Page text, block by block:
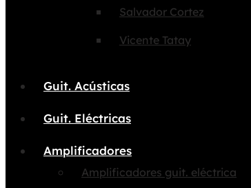
Salvador Cortez
Vicente Tatay
Guit. Acústicas
Guit. Eléctricas
Amplificadores
Amplificadores guit. eléctrica